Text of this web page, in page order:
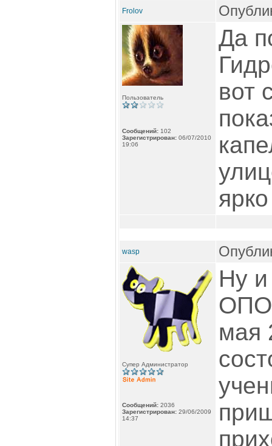
Frolov
Пользователь
Сообщений: 102
Зарегистрирован: 06/07/2010
19:06
Да
вот
wasp
Супер Администратор
Сообщений: 2036
Зарегистрирован: 29/06/2009
14:37
Ну
мая